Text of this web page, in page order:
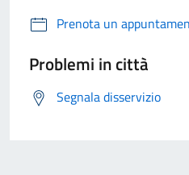
Prenota un
Problemi in città
Segnala disservizio